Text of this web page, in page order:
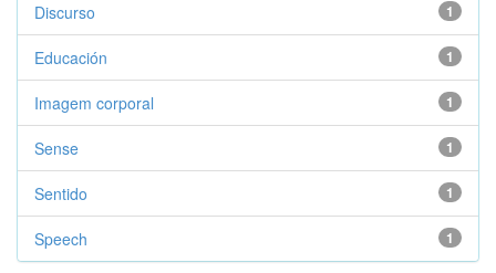
1
Discurso
1
Educación
1
Imagem corporal
1
Sense
1
Sentido
1
Speech